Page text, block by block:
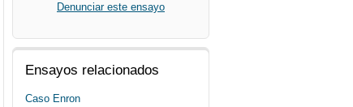
Denunciar este ensayo
Ensayos relacionados
Caso Enron